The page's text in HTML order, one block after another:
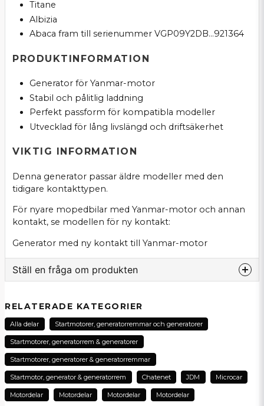
Titane
Albizia
Abaca fram till serienummer VGP09Y2DB...921364
PRODUKTINFORMATION
Generator för Yanmar-motor
Stabil och pålitlig laddning
Perfekt passform för kompatibla modeller
Utvecklad för lång livslängd och driftsäkerhet
VIKTIG INFORMATION
Denna generator passar äldre modeller med den
tidigare kontakttypen.
För nyare mopedbilar med Yanmar-motor och annan
kontakt, se modellen för ny kontakt:
Generator med ny kontakt till Yanmar-motor
Ställ en fråga om produkten
Fråga oss om denna produkt...
name
Namn
RELATERADE KATEGORIER
Alla delar Startmotorer, generatorremmar och generatorer
Startmotorer, generatorrem & generatorer
Startmotorer, generatorer & generatorremmar
Startmotor, generator & generatorrem Chatenet JDM Microcar
Motordelar Motordelar Motordelar Motordelar